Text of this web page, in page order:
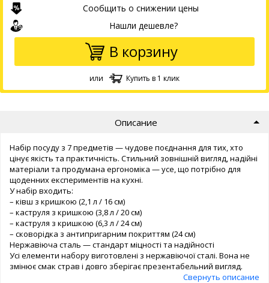
Сообщить о снижении цены
Нашли дешевле?
В корзину
или Купить в 1 клик
Описание
Набір посуду з 7 предметів — чудове поєднання для тих, хто
цінує якість та практичність. Стильний зовнішній вигляд, надійні
матеріали та продумана ергономіка — усе, що потрібно для
щоденних експериментів на кухні.
У набір входить:
– ківш з кришкою (2,1 л / 16 см)
– каструля з кришкою (3,8 л / 20 см)
– каструля з кришкою (6,3 л / 24 см)
– сковорідка з антипригарним покриттям (24 см)
Нержавіюча сталь — стандарт міцності та надійності
Усі елементи набору виготовлені з нержавіючої сталі. Вона не
змінює смак страв і довго зберігає презентабельний вигляд.
Свернуть описание